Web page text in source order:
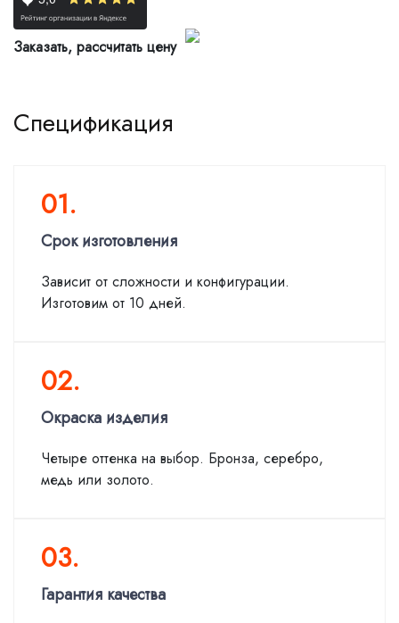
Заказать, рассчитать цену
Спецификация
01.
Срок изготовления
Зависит от сложности и конфигурации.
Изготовим от 10 дней.
02.
Окраска изделия
Четыре оттенка на выбор. Бронза, серебро,
медь или золото.
03.
Гарантия качества